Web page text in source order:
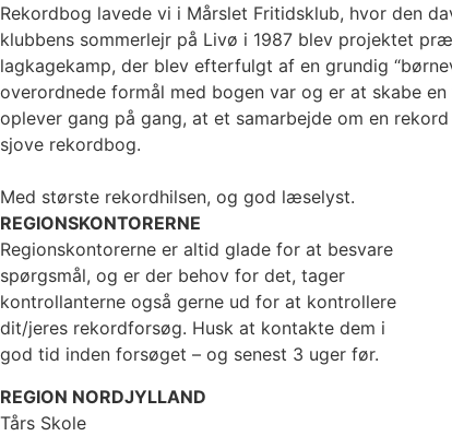
Rekordbog lavede vi i Mårslet Fritidsklub, hvor den
klubbens sommerlejr på Livø i 1987 blev projektet
lagkagekamp, der blev efterfulgt af en grundig
overordnede formål med bogen var og er at skabe
oplever gang på gang, at et samarbejde om en
sjove rekordbog.
Med største rekordhilsen, og god læselyst.
REGIONSKONTORERNE
Regionskontorerne er altid glade for at besvare
spørgsmål, og er der behov for det, tager
kontrollanterne også gerne ud for at kontrollere
dit/jeres rekordforsøg. Husk at kontakte dem i
god tid inden forsøget – og senest 3 uger før.
REGION NORDJYLLAND
Tårs Skole